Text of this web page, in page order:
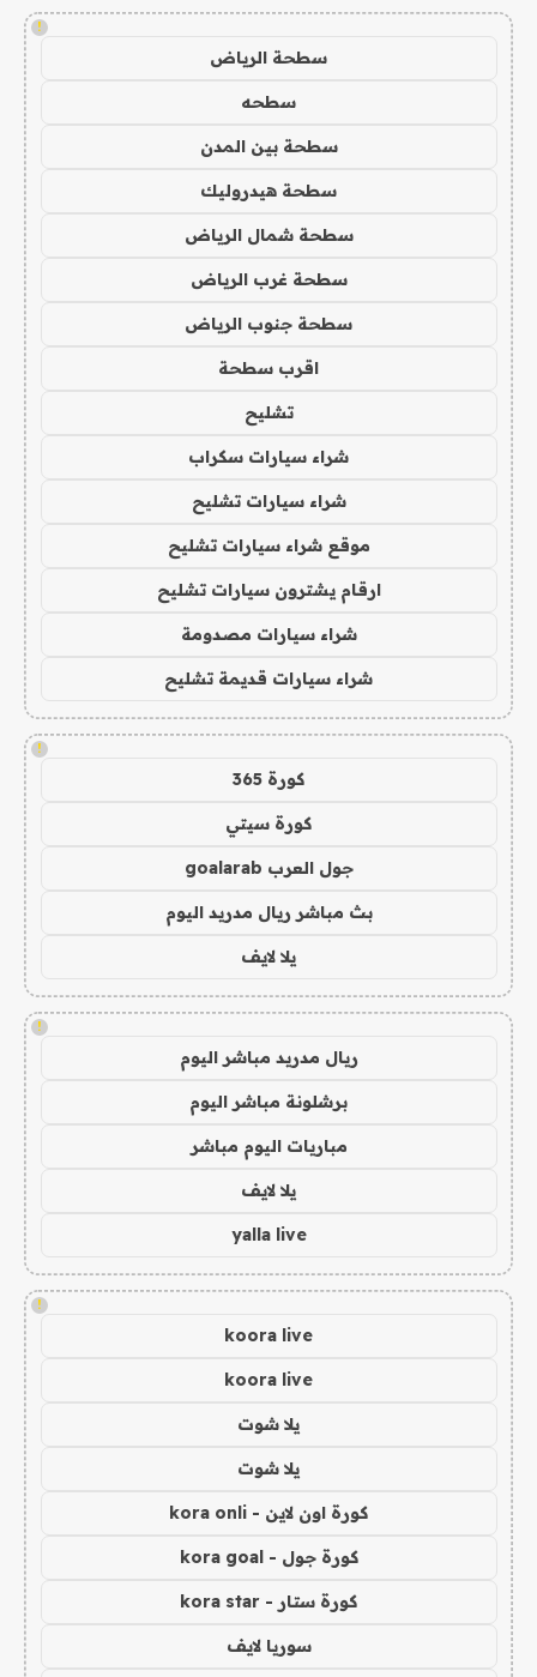
!
سطحة الرياض
سطحه
سطحة بين المدن
سطحة هيدروليك
سطحة شمال الرياض
سطحة غرب الرياض
سطحة جنوب الرياض
اقرب سطحة
تشليح
شراء سيارات سكراب
شراء سيارات تشليح
موقع شراء سيارات تشليح
ارقام يشترون سيارات تشليح
شراء سيارات مصدومة
شراء سيارات قديمة تشليح
!
كورة 365
كورة سيتي
جول العرب goalarab
بث مباشر ريال مدريد اليوم
يلا لايف
!
ريال مدريد مباشر اليوم
برشلونة مباشر اليوم
مباريات اليوم مباشر
يلا لايف
yalla live
!
koora live
koora live
يلا شوت
يلا شوت
كورة اون لاين - kora onli
كورة جول - kora goal
كورة ستار - kora star
سوريا لايف